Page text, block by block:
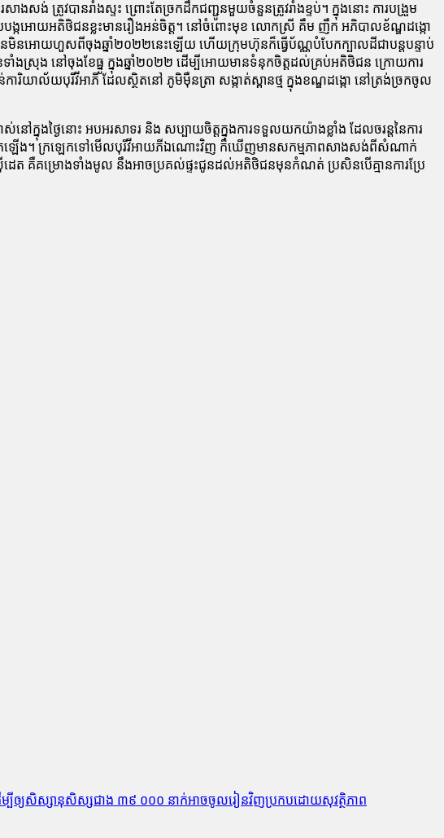
ងសង់ ត្រូវបានរាំងស្ទះ ព្រោះតែច្រកដឹកជញ្ជូនមួយចំនួនត្រូវរាំងខ្ទប់។ ក្នុងនោះ ការបង្រួម
យបង្កអោយអតិថិជនខ្លះមានរឿងអន់ចិត្ត។ នៅចំពោះមុខ លោកស្រី គឹម ញឹក អភិបាលខ័ណ្ឌដង្កោ
នអោយហួសពីចុងឆ្នាំ២០២២នេះឡើយ ហើយក្រុមហ៊ុនក៏ធ្វើប័ណ្ណបំបែកក្បាលដីជាបន្តបន្ទាប់
រុង នៅចុងខែធ្នូ ក្នុងឆ្នាំ២០២២ ដើម្បីអោយមានទំនុកចិត្តដល់គ្រប់អតិថិជន ក្រោយការ
ាល័យបុរីវីអាភី ដែលស្ថិតនៅ ភូមិម៉ឺនត្រា សង្កាត់ស្ពានថ្ម ក្នុងខណ្ឌដង្កោ នៅត្រង់ច្រកចូល
ថ្ងៃនោះ អបអរសាទរ និង សប្បាយចិត្តក្នុងការទទួលយកយ៉ាងខ្លាំង ដែលចរន្តនៃការ
ើតឡើង។ ក្រឡេកទៅមើលបុរីវីអាយភីឯណោះវិញ ក៏ឃើញមានសកម្មភាពសាងសង់ពីសំណាក់
ត គឺគម្រោងទាំងមូល នឹងអាចប្រគល់ផ្ទះជូនដល់អតិថិជនមុនកំណត់ ប្រសិនបើគ្មានការប្រែ
ដើម្បី​ឲ្យ​សិស្សានុសិស្សជាង​​ ៣៩ ០០០ នាក់​អាច​ចូល​រៀន​វិញ​ប្រកប​ដោយ​សុវត្ថិភាព​